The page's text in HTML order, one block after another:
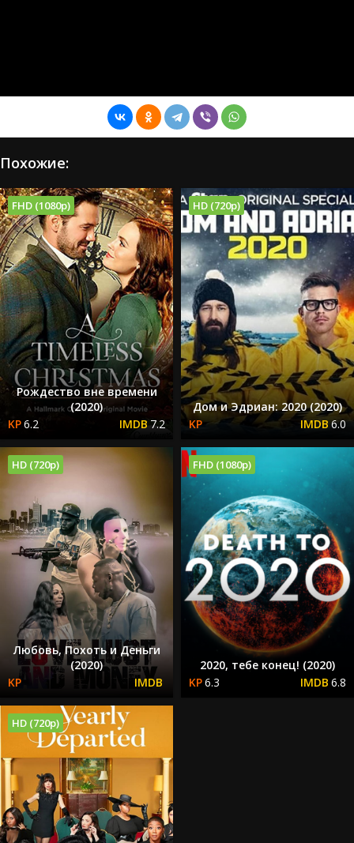
Похожие:
FHD (1080p)
Рождество вне времени
(2020)
6.2
7.2
HD (720p)
Дом и Эдриан: 2020 (2020)
6.0
HD (720p)
Любовь, Похоть и Деньги
(2020)
FHD (1080p)
2020, тебе конец! (2020)
6.3
6.8
HD (720p)